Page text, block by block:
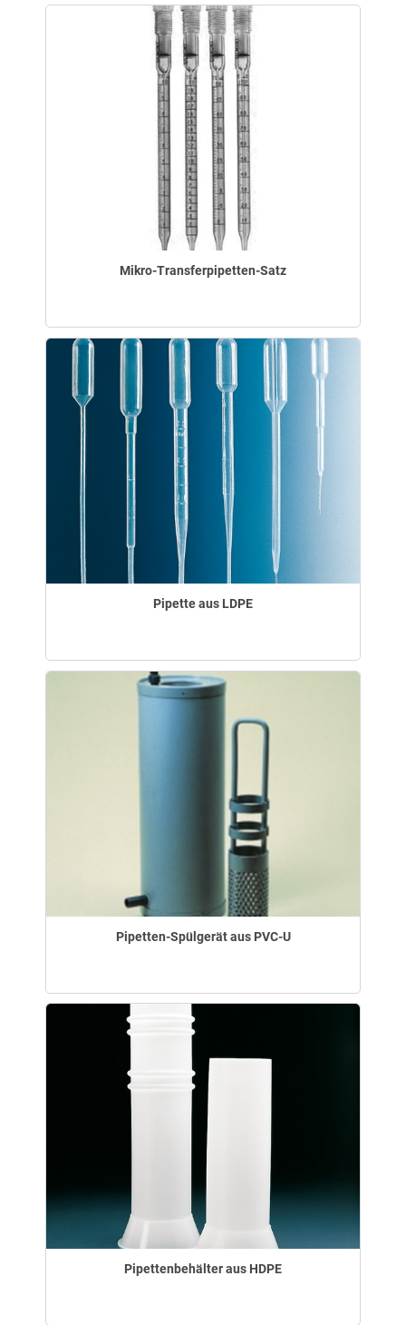
Mikro-Transferpipetten-Satz
Pipette aus LDPE
Pipetten-Spülgerät aus PVC-U
Pipettenbehälter aus HDPE